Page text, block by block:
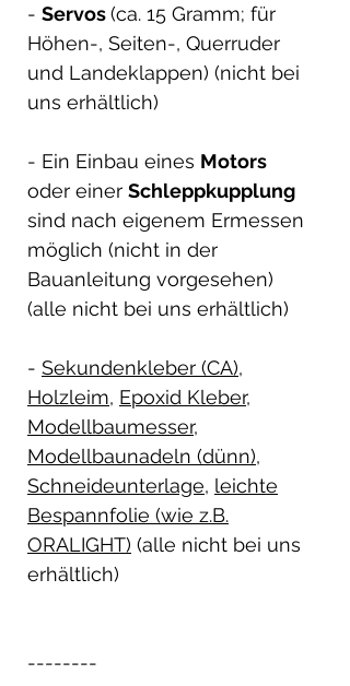
- Servos(ca. 15 Gramm; für
Höhen-, Seiten-, Querruder
und Landeklappen) (nicht bei
uns erhältlich)
- Ein Einbau eines Motors
oder einer Schleppkupplung
sind nach eigenem Ermessen
möglich (nicht in der
Bauanleitung vorgesehen)
(alle nicht bei uns erhältlich)
- Sekundenkleber (CA),
Holzleim, Epoxid Kleber,
Modellbaumesser,
Modellbaunadeln (dünn),
Schneideunterlage, leichte
Bespannfolie (wie z.B.
ORALIGHT) (alle nicht bei uns
erhältlich)
--------